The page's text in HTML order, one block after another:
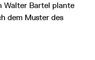
Walter Bartel plante
dem Muster des